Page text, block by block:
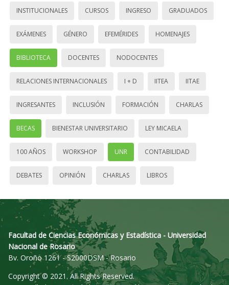
INSTITUCIONALES CURSOS INGRESO GRADUADOS
EXÁMENES GÉNERO EFEMÉRIDES HOMENAJES
BIBLIOTECA DOCENTES NODOCENTES
RELACIONES INTERNACIONALES I + D IITEA IITAE
INGRESANTES INCLUSIÓN FORMACIÓN CHARLAS
BECAS BIENESTAR UNIVERSITARIO LEY MICAELA
100 AÑOS WORKSHOP UNR CONTABILIDAD
DEBATES OPINIÓN CHARLAS LIBROS
Facultad de Ciencias Económicas y Estadística - Universidad
Nacional de Rosario
Bv. Oroño 1261 - S2000DSM - Rosario
Copyright © 2021. All Rights Reserved.